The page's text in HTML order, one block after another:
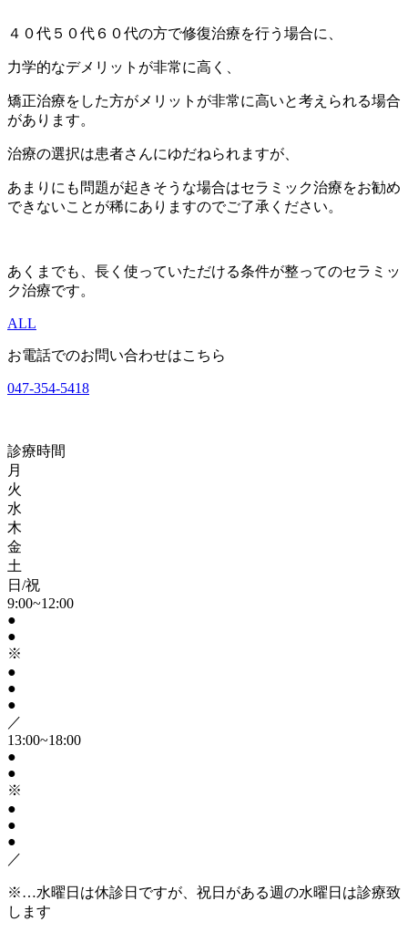
４０代５０代６０代の方で修復治療を行う場合に、
力学的なデメリットが非常に高く、
矯正治療をした方がメリットが非常に高いと考えられる場合
があります。
治療の選択は患者さんにゆだねられますが、
あまりにも問題が起きそうな場合はセラミック治療をお勧め
できないことが稀にありますのでご了承ください。
あくまでも、長く使っていただける条件が整ってのセラミッ
ク治療です。
ALL
お電話でのお問い合わせはこちら
047-354-5418
診療時間
月
火
水
木
金
土
日/祝
9:00~12:00
●
●
※
●
●
●
／
13:00~18:00
●
●
※
●
●
●
／
※…水曜日は休診日ですが、祝日がある週の水曜日は診療致
します